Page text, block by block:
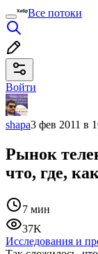
Все потоки
Войти
shapa3 фев 2011 в
Рынок
что, где,
7 мин
37K
Исследования и